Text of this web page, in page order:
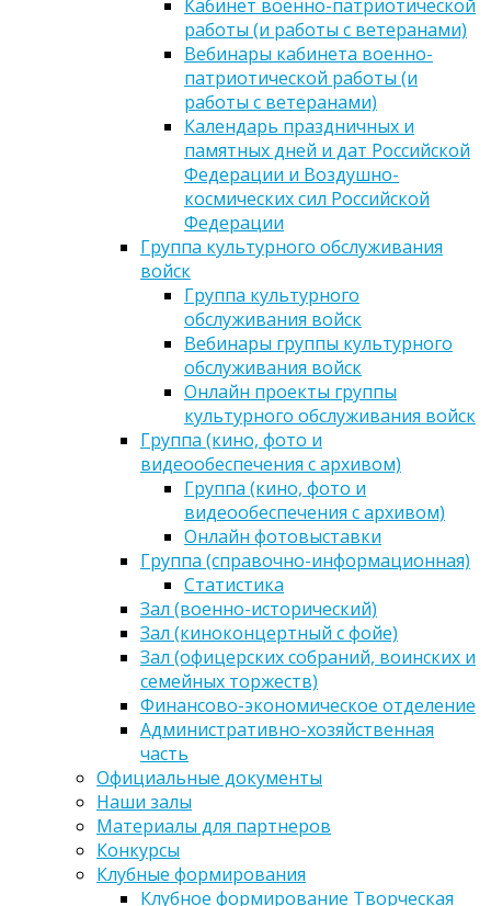
Кабинет военно-патриотической
работы (и работы с ветеранами)
Вебинары кабинета военно-
патриотической работы (и
работы с ветеранами)
Календарь праздничных и
памятных дней и дат Российской
Федерации и Воздушно-
космических сил Российской
Федерации
Группа культурного обслуживания
войск
Группа культурного
обслуживания войск
Вебинары группы культурного
обслуживания войск
Онлайн проекты группы
культурного обслуживания войск
Группа (кино, фото и
видеообеспечения с архивом)
Группа (кино, фото и
видеообеспечения с архивом)
Онлайн фотовыставки
Группа (справочно-информационная)
Статистика
Зал (военно-исторический)
Зал (киноконцертный с фойе)
Зал (офицерских собраний, воинских и
семейных торжеств)
Финансово-экономическое отделение
Административно-хозяйственная
часть
Официальные документы
Наши залы
Материалы для партнеров
Конкурсы
Клубные формирования
Клубное формирование Творческая